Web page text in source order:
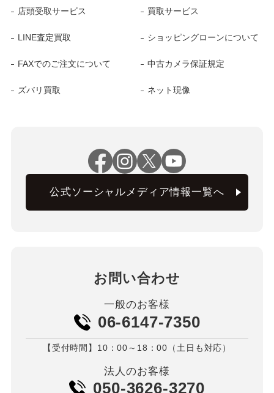
店頭受取サービス 買取サービス
LINE査定買取 ショッピングローンについて
FAXでのご注文について 中古カメラ保証規定
ズバリ買取 ネット現像
公式ソーシャルメディア情報一覧へ
お問い合わせ
一般のお客様
06-6147-7350
【受付時間】10：00～18：00（土日も対応）
法人のお客様
050-3626-3270